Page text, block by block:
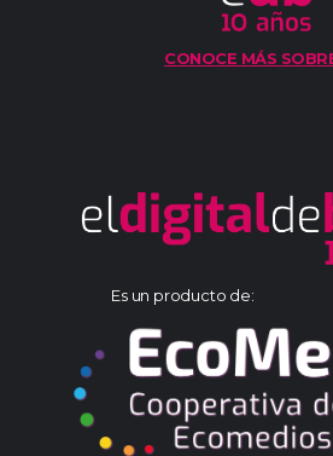
CONOCE MÁS
Es un producto de: